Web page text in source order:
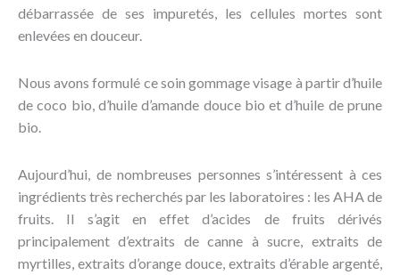
débarrassée de ses impuretés, les cellules mortes sont
enlevées en douceur.
Nous avons formulé ce soin gommage visage à partir d’huile
de coco bio, d’huile d’amande douce bio et d’huile de prune
bio.
Aujourd’hui, de nombreuses personnes s’intéressent à ces
ingrédients très recherchés par les laboratoires : les AHA de
fruits. Il s’agit en effet d’acides de fruits dérivés
principalement d’extraits de canne à sucre, extraits de
myrtilles, extraits d’orange douce, extraits d’érable argenté,